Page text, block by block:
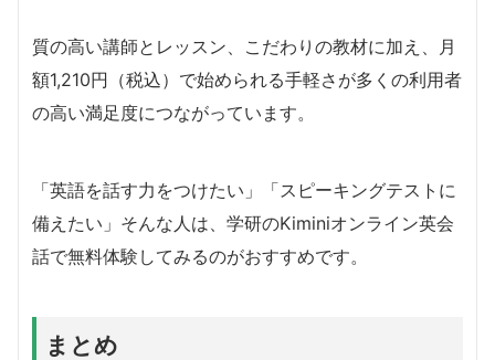
質の高い講師とレッスン、こだわりの教材に加え、月
額1,210円（税込）で始められる手軽さが多くの利用者
の高い満足度につながっています。
「英語を話す力をつけたい」「スピーキングテストに
備えたい」そんな人は、学研のKiminiオンライン英会
話で無料体験してみるのがおすすめです。
まとめ